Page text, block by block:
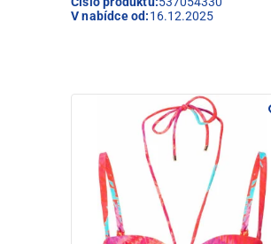
V nabídce od:16.12.2025